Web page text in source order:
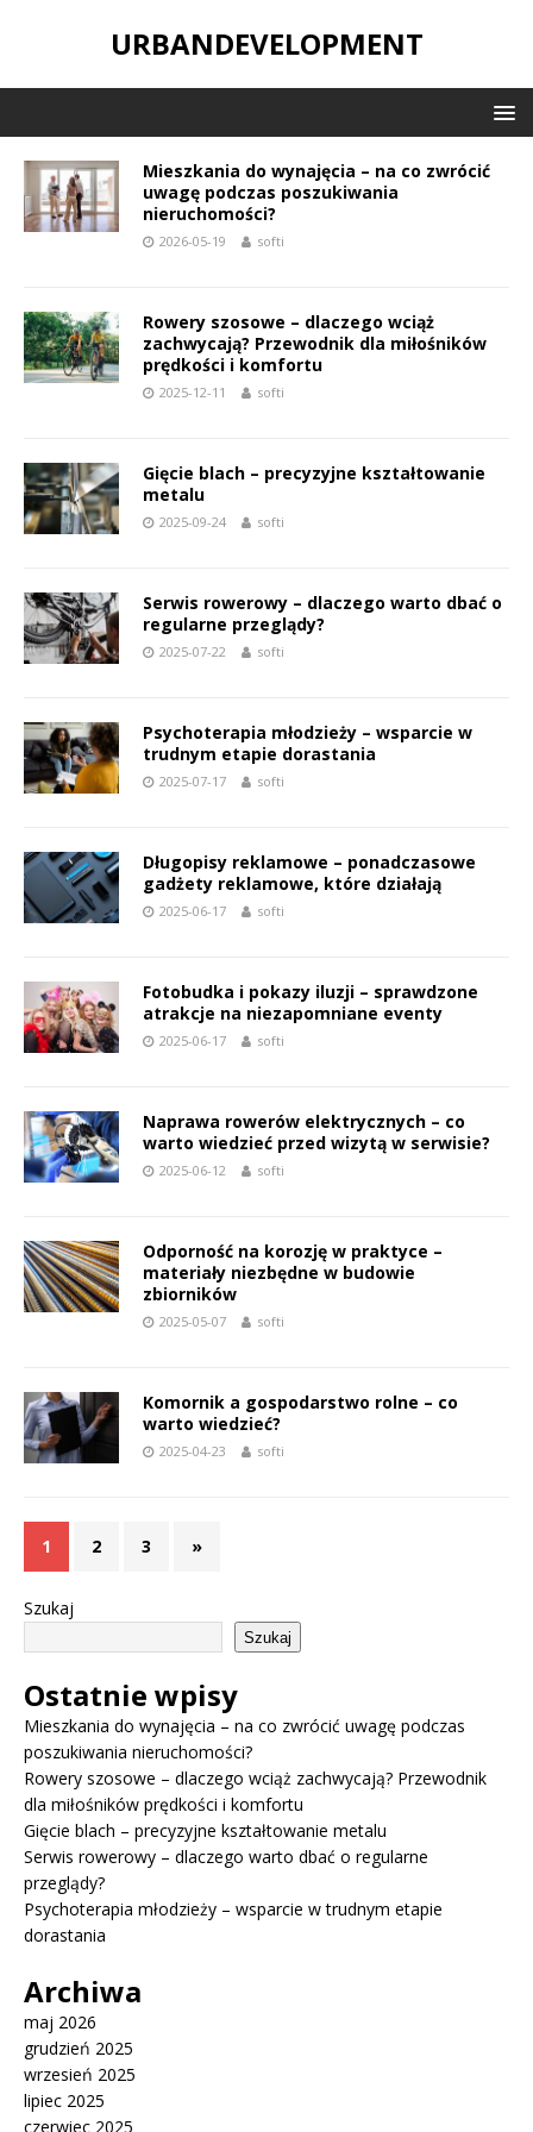
URBANDEVELOPMENT
Mieszkania do wynajęcia – na co zwrócić
uwagę podczas poszukiwania
nieruchomości?
2026-05-19 softi
Rowery szosowe – dlaczego wciąż
zachwycają? Przewodnik dla miłośników
prędkości i komfortu
2025-12-11 softi
Gięcie blach – precyzyjne kształtowanie
metalu
2025-09-24 softi
Serwis rowerowy – dlaczego warto dbać o
regularne przeglądy?
2025-07-22 softi
Psychoterapia młodzieży – wsparcie w
trudnym etapie dorastania
2025-07-17 softi
Długopisy reklamowe – ponadczasowe
gadżety reklamowe, które działają
2025-06-17 softi
Fotobudka i pokazy iluzji – sprawdzone
atrakcje na niezapomniane eventy
2025-06-17 softi
Naprawa rowerów elektrycznych – co
warto wiedzieć przed wizytą w serwisie?
2025-06-12 softi
Odporność na korozję w praktyce –
materiały niezbędne w budowie
zbiorników
2025-05-07 softi
Komornik a gospodarstwo rolne – co
warto wiedzieć?
2025-04-23 softi
1 2 3 »
Szukaj
Szukaj
Ostatnie wpisy
Mieszkania do wynajęcia – na co zwrócić uwagę podczas
poszukiwania nieruchomości?
Rowery szosowe – dlaczego wciąż zachwycają? Przewodnik
dla miłośników prędkości i komfortu
Gięcie blach – precyzyjne kształtowanie metalu
Serwis rowerowy – dlaczego warto dbać o regularne
przeglądy?
Psychoterapia młodzieży – wsparcie w trudnym etapie
dorastania
Archiwa
maj 2026
grudzień 2025
wrzesień 2025
lipiec 2025
czerwiec 2025